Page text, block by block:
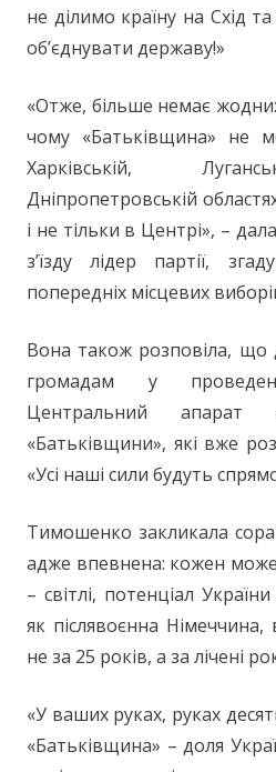
не ділимо країну на Схід
об’єднувати державу!»
«Отже, більше немає
чому «Батьківщина» не
Харківській,
Дніпропетровській
і не тільки в Центрі», –
з’їзду лідер партії,
попередніх місцевих
Вона також розповіла, що
громадам у
Центральний
«Батьківщини», які вже
«Усі наші сили будуть
Тимошенко закликала
адже впевнена: кожен
– світлі, потенціал
як післявоєнна
не за 25 років, а за лічені
«У ваших руках, руках
«Батьківщина» – доля